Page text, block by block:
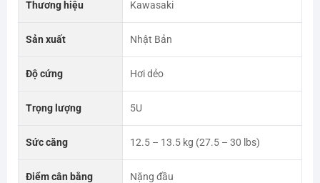
Thương hiệu Kawasaki
Sản xuất Nhật Bản
Độ cứng Hơi dẻo
Trọng lượng 5U
Sức căng 12.5 – 13.5 kg (27.5 – 30 lbs)
Điểm cân bằng Nặng đầu